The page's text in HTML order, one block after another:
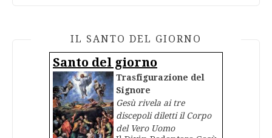
IL SANTO DEL GIORNO
Santo del giorno
Trasfigurazione del
Signore
Gesù rivela ai tre
discepoli diletti il Corpo
del Vero Uomo